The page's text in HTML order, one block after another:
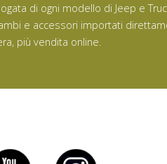
di ogni modello di Jeep e
e accessori importati
più vendita online.